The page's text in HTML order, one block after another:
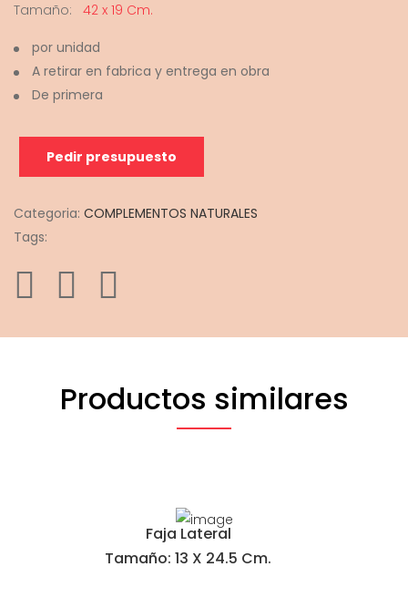
Tamaño: 42 x 19 Cm.
por unidad
A retirar en fabrica y entrega en obra
De primera
Pedir presupuesto
Categoria: COMPLEMENTOS NATURALES
Tags:
Productos similares
Faja Lateral
Tamaño: 13 X 24.5 Cm.